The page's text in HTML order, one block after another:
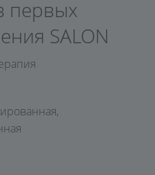
первых
SALON